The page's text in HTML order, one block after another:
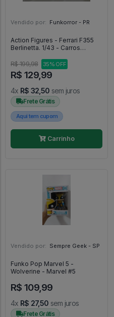
Vendido por: Funkorror - PR
Action Figures - Ferrari F355
Berlinetta. 1/43 - Carros
R$ 199,98
35% OFF
R$ 129,99
4x R$ 32,50 sem juros
Frete Grátis
Aqui tem cupom
Carrinho
Vendido por: Sempre Geek - SP
Funko Pop Marvel 5 -
Wolverine - Marvel #5
R$ 109,99
4x R$ 27,50 sem juros
Frete Grátis